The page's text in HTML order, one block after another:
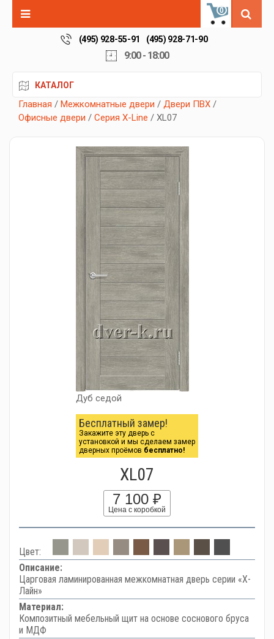
0
(495) 928-55-91 (495) 928-71-90
9:00 - 18:00
КАТАЛОГ
Главная / Межкомнатные двери / Двери ПВХ /
Офисные двери / Серия X-Line / XL07
Дуб седой
Бесплатный замер!
Закажите эту дверь с
установкой и мы сделаем замер
дверных проёмов бесплатно!
XL07
7 100 ₽
Цена с коробкой
Цвет:
Описание:
Царговая ламинированная межкомнатная дверь серии «Х-
Лайн»
Материал:
Композитный мебельный щит на основе соснового бруса
и МДФ